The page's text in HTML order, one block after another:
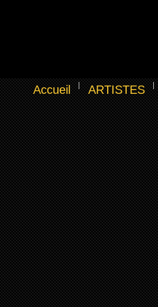
Accueil ARTISTES